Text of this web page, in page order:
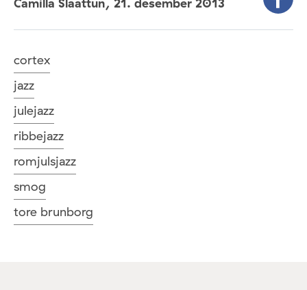
cortex
jazz
julejazz
ribbejazz
romjulsjazz
smog
tore brunborg